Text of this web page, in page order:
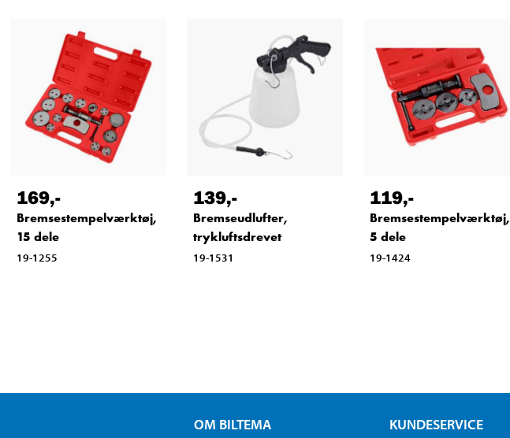
169,-
Bremsestempelværktøj,
15 dele
19-1255
139,-
Bremseudlufter,
trykluftsdrevet
19-1531
119,-
Bremsestempelværktøj,
5 dele
19-1424
OM BILTEMA KUNDESERVICE